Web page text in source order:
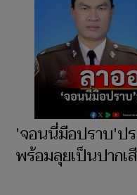
'จอนนี่มือปราบ'ปร
พร้อมลุยเป็นปากเ